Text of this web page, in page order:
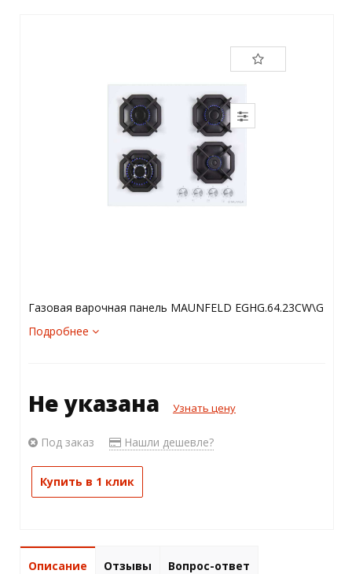
Газовая варочная панель MAUNFELD EGHG.64.23CW\G
Подробнее
Не указана Узнать цену
Под заказ Нашли дешевле?
Купить в 1 клик
Описание Отзывы Вопрос-ответ